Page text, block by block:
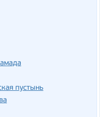
пустынь